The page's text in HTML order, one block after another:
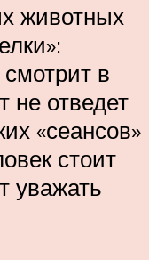
животных
смотрит в
не отведет
«сеансов»
стоит
уважать